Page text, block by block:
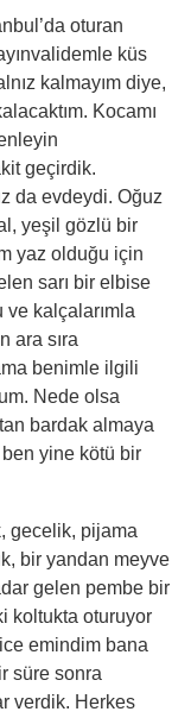
oturan
küs
kalmayım diye,
Kocamı
geçirdik.
da evdeydi. Oğuz
yeşil gözlü bir
yaz olduğu için
sarı bir elbise
ve kalçalarımla
ara sıra
benimle ilgili
Nede olsa
bardak almaya
yine kötü bir
gecelik, pijama
bir yandan meyve
gelen pembe bir
koltukta oturuyor
emindim bana
süre sonra
verdik. Herkes